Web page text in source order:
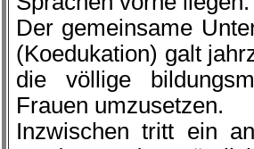
Der gemeinsame
(Koedukation) galt
die völlige
Frauen umzusetzen.
Inzwischen tritt ein